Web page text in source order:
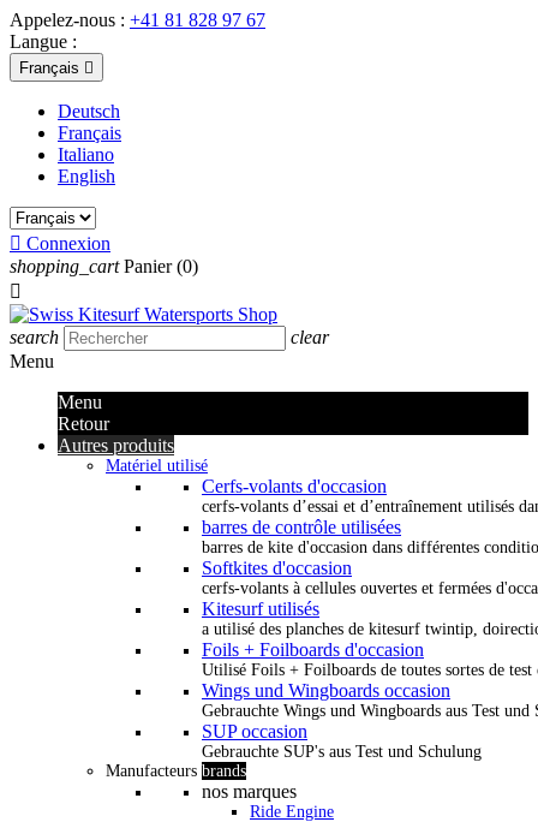
Appelez-nous : +41 81 828 97 67
Langue :
Français 
Deutsch
Français
Italiano
English
 Connexion
shopping_cart Panier (0)

search
clear
Menu
Menu
Retour
Autres produits
Matériel utilisé
Cerfs-volants d'occasion
cerfs-volants d’essai et d’entraînement utilisés
barres de contrôle utilisées
barres de kite d'occasion dans différentes
Softkites d'occasion
cerfs-volants à cellules ouvertes et fermées
Kitesurf utilisés
a utilisé des planches de kitesurf twintip,
Foils + Foilboards d'occasion
Utilisé Foils + Foilboards de toutes sortes de test
Wings und Wingboards occasion
Gebrauchte Wings und Wingboards aus Test und
SUP occasion
Gebrauchte SUP's aus Test und Schulung
Manufacteurs brands
nos marques
Ride Engine